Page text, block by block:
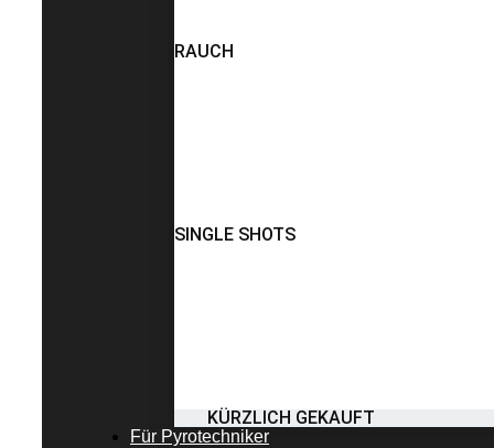
RAUCH
SINGLE SHOTS
KÜRZLICH GEKAUFT
Für Pyrotechniker